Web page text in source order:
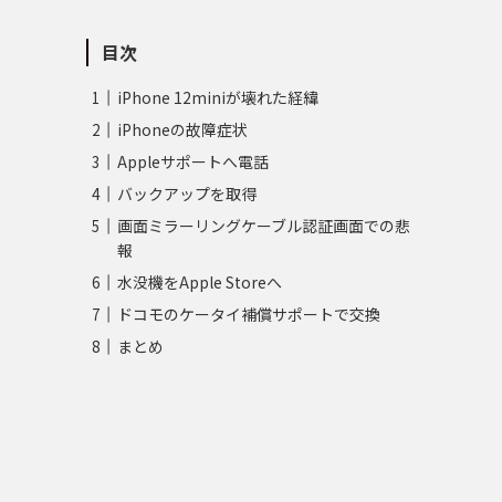
目次
iPhone 12miniが壊れた経緯
iPhoneの故障症状
Appleサポートへ電話
バックアップを取得
画面ミラーリングケーブル認証画面での悲
報
水没機をApple Storeへ
ドコモのケータイ補償サポートで交換
まとめ